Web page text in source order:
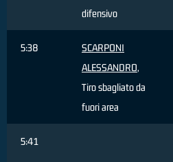
difensivo
5:38
SCARPONI
ALESSANDRO,
Tiro sbagliato da
fuori area
5:41